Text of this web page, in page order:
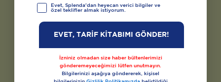
Evet, Splenda'dan heyecan verici bilgiler ve
özel teklifler almak istiyorum.
EVET, TARİF KİTABIMI GÖNDER!
İzniniz olmadan size haber bültenlerimizi
gönderemeyeceğimizi lütfen unutmayın.
Bilgilerinizi aşağıya göndererek, kişisel